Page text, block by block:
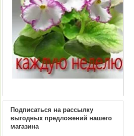
Подписаться на рассылку
выгодных предложений нашего
магазина